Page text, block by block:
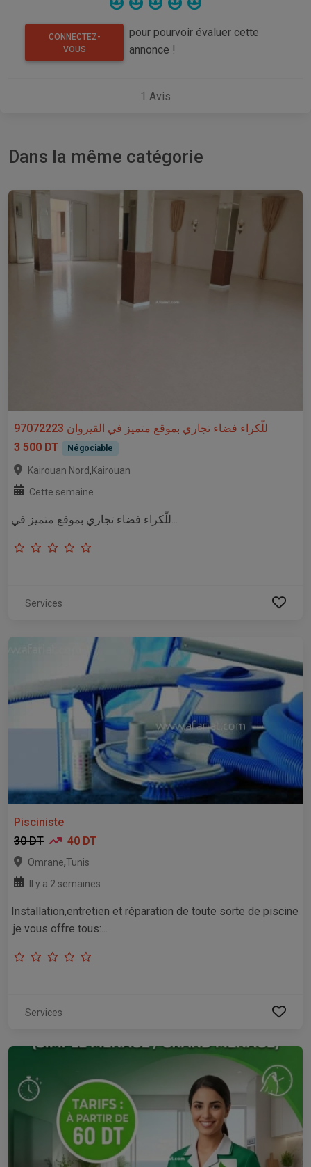
CONNECTEZ-
VOUS
pour pourvoir évaluer cette
annonce !
1 Avis
Dans la même catégorie
للّكراء فضاء تجاري بموقع متميز في القيروان 97072223
3 500 DT
Négociable
Kairouan Nord,Kairouan
Cette semaine
Services
Pisciniste
30 DT
40 DT
Omrane,Tunis
Il y a 2 semaines
Installation,entretien et réparation de toute sorte de piscine
.je vous offre tous:...
Services